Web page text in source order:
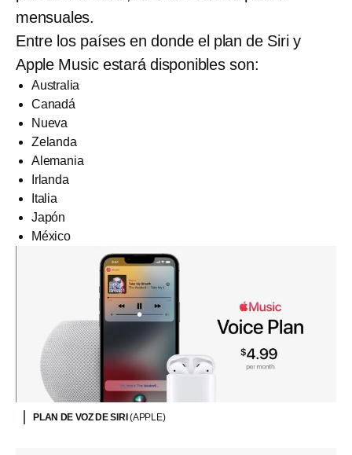
mensuales.
Entre los países en donde el plan de Siri y
Apple Music estará disponibles son:
Australia
Canadá
Nueva
Zelanda
Alemania
Irlanda
Italia
Japón
México
PLAN DE VOZ DE SIRI(APPLE)